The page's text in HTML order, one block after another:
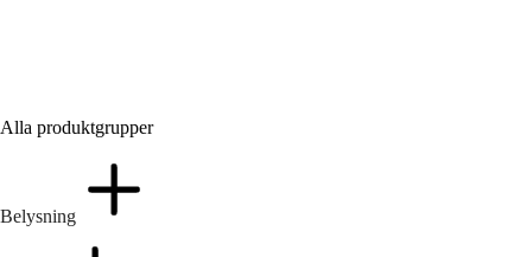
Alla produktgrupper
Belysning